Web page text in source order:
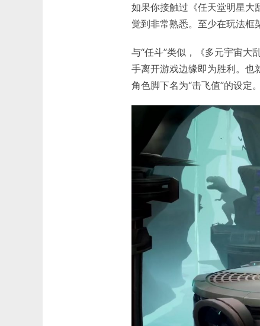
如果你接触过《任天堂明星大
觉到非常熟悉。至少在玩法框
与“任斗”类似，《多元宇宙大
手离开游戏边缘即为胜利。也
角色脚下名为“击飞值”的设定。